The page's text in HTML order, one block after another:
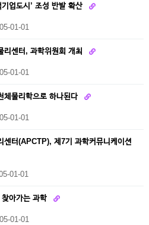
업도시’ 조성 반발 확산
01-01
리센터, 과학위원회 개최
01-01
체물리학으로 하나된다
01-01
센터(APCTP), 제7기 과학커뮤니케이션
01-01
아가는 과학
01-01